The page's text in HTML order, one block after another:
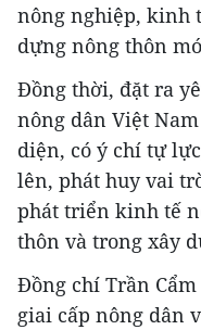
nông nghiệp, kinh
dựng nông thôn
Đồng thời, đặt ra
nông dân Việt
diện, có ý chí tự
lên, phát huy vai
phát triển kinh tế
thôn và trong xây
Đồng chí Trần
giai cấp nông dân